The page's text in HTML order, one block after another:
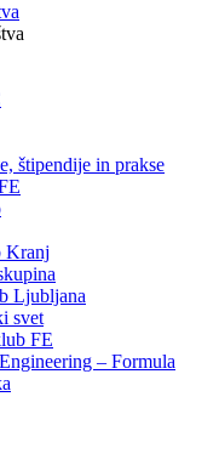
štipendije in prakse
Kranj
Ljubljana
svet
FE
– Formula